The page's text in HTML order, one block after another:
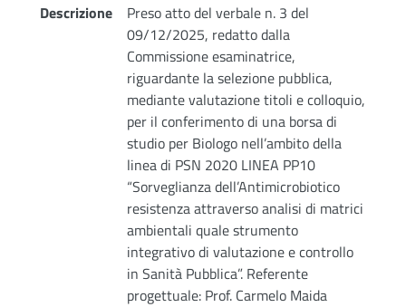
Descrizione
Preso atto del verbale n. 3 del
09/12/2025, redatto dalla
Commissione esaminatrice,
riguardante la selezione pubblica,
mediante valutazione titoli e colloquio,
per il conferimento di una borsa di
studio per Biologo nell’ambito della
linea di PSN 2020 LINEA PP10
“Sorveglianza dell’Antimicrobiotico
resistenza attraverso analisi di matrici
ambientali quale strumento
integrativo di valutazione e controllo
in Sanità Pubblica”. Referente
progettuale: Prof. Carmelo Maida